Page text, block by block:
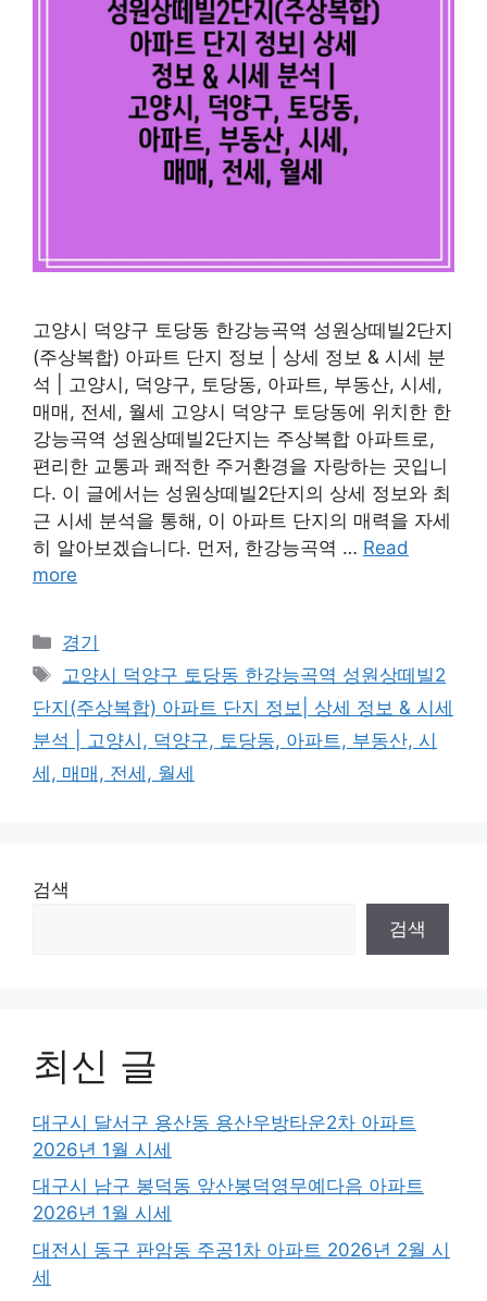
고양시 덕양구 토당동 한강능곡역 성원상떼빌2단지
(주상복합) 아파트 단지 정보 | 상세 정보 & 시세 분
석 | 고양시, 덕양구, 토당동, 아파트, 부동산, 시세,
매매, 전세, 월세 고양시 덕양구 토당동에 위치한 한
강능곡역 성원상떼빌2단지는 주상복합 아파트로,
편리한 교통과 쾌적한 주거환경을 자랑하는 곳입니
다. 이 글에서는 성원상떼빌2단지의 상세 정보와 최
근 시세 분석을 통해, 이 아파트 단지의 매력을 자세
히 알아보겠습니다. 먼저, 한강능곡역 … Read
more
Categories
경기
Tags
고양시 덕양구 토당동 한강능곡역 성원상떼빌2
단지(주상복합) 아파트 단지 정보| 상세 정보 & 시세
분석 | 고양시, 덕양구, 토당동, 아파트, 부동산, 시
세, 매매, 전세, 월세
검색
검색
최신 글
대구시 달서구 용산동 용산우방타운2차 아파트
2026년 1월 시세
대구시 남구 봉덕동 앞산봉덕영무예다음 아파트
2026년 1월 시세
대전시 동구 판암동 주공1차 아파트 2026년 2월 시
세